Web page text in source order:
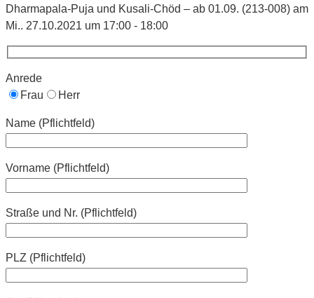
Dharmapala-Puja und Kusali-Chöd – ab 01.09. (213-008) am
Mi.. 27.10.2021 um 17:00 - 18:00
Anrede
Frau
Herr
Name (Pflichtfeld)
Vorname (Pflichtfeld)
Straße und Nr. (Pflichtfeld)
PLZ (Pflichtfeld)